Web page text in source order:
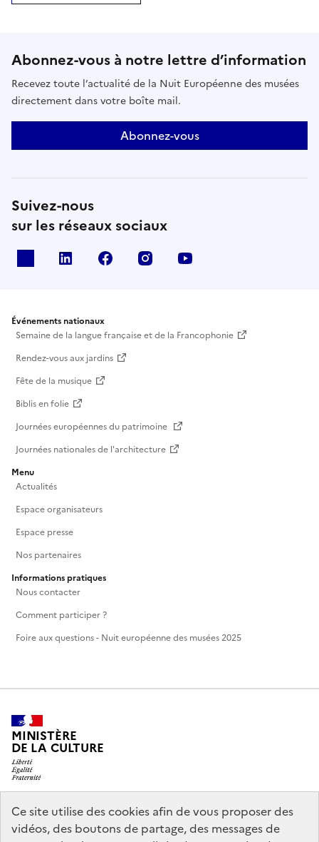
Ce site utilise des cookies afin de vous proposer des
vidéos, des boutons de partage, des messages de
Abonnez-vous à notre lettre d’information
Recevez toute l’actualité de la Nuit Européenne des musées
directement dans votre boîte mail.
Abonnez-vous
Suivez-nous
sur les réseaux sociaux
Linkedin Facebook Instagram
Événements nationaux
Semaine de la langue française et de la Francophonie
Rendez-vous aux jardins
Fête de la musique
Biblis en folie
Journées européennes du patrimoine
Journées nationales de l'architecture
Menu
Actualités
Espace organisateurs
Espace presse
Nos partenaires
Informations pratiques
Nous contacter
Comment participer ?
Foire aux questions - Nuit européenne des musées 2025
MINISTÈRE
DE LA CULTURE
legifrance.gouv.fr info.gouv.fr